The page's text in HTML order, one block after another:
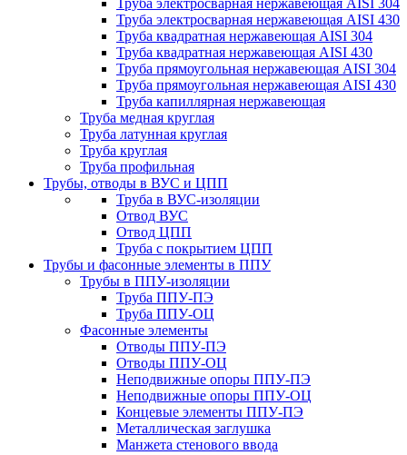
Труба электросварная нержавеющая AISI 304
Труба электросварная нержавеющая AISI 430
Труба квадратная нержавеющая AISI 304
Труба квадратная нержавеющая AISI 430
Труба прямоугольная нержавеющая AISI 304
Труба прямоугольная нержавеющая AISI 430
Труба капиллярная нержавеющая
Труба медная круглая
Труба латунная круглая
Труба круглая
Труба профильная
Трубы, отводы в ВУС и ЦПП
Труба в ВУС-изоляции
Отвод ВУС
Отвод ЦПП
Труба с покрытием ЦПП
Трубы и фасонные элементы в ППУ
Трубы в ППУ-изоляции
Труба ППУ-ПЭ
Труба ППУ-ОЦ
Фасонные элементы
Отводы ППУ-ПЭ
Отводы ППУ-ОЦ
Неподвижные опоры ППУ-ПЭ
Неподвижные опоры ППУ-ОЦ
Концевые элементы ППУ-ПЭ
Металлическая заглушка
Манжета стенового ввода